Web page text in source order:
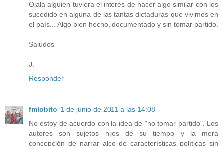
Ojalá alguien tuviera el interés de hacer algo similar con los
sucedido en alguna de las tantas dictaduras que vivimos en
el país... Algo bien hecho, documentado y sin tomar partido.
Saludos
J.
Responder
fmlobito 1 de junio de 2011 a las 14:08
No estoy de acuerdo con la idea de "no tomar partido". Los
autores son sujetos hijos de su tiempo y la mera
concepción de narrar algo de características políticas sin